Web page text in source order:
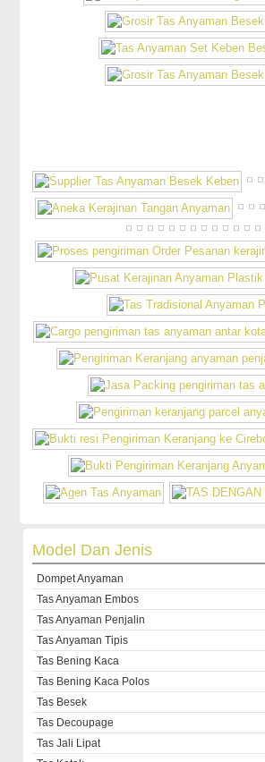
Model Dan Jenis
Dompet Anyaman
Tas Anyaman Embos
Tas Anyaman Penjalin
Tas Anyaman Tipis
Tas Bening Kaca
Tas Bening Kaca Polos
Tas Besek
Tas Decoupage
Tas Jali Lipat